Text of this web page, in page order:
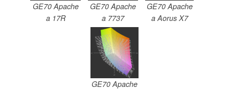
GE70 Apache
a 17R
GE70 Apache
a 7737
GE70 Apache
a Aorus X7
GE70 Apache